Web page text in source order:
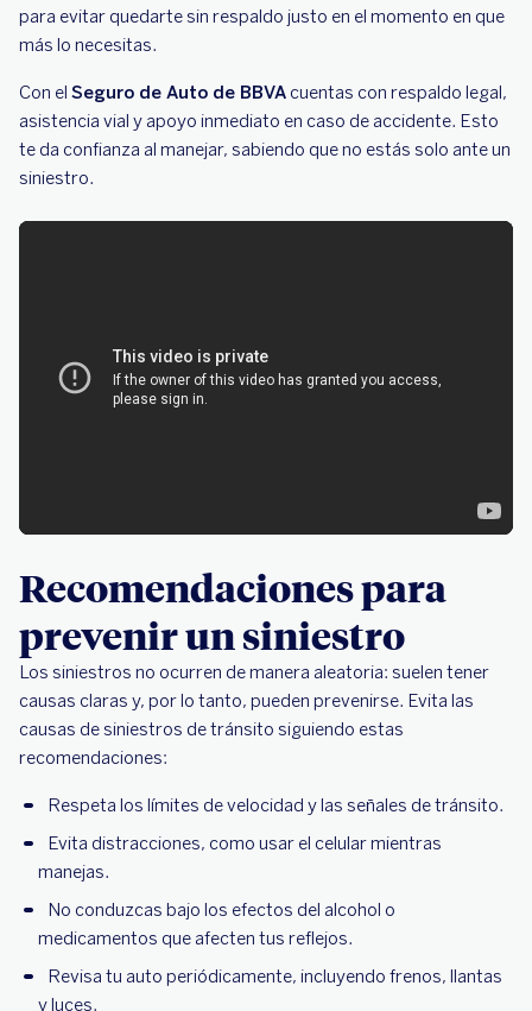
para evitar quedarte sin respaldo justo en el momento en que
más lo necesitas.
Con el Seguro de Auto de BBVA cuentas con respaldo legal,
asistencia vial y apoyo inmediato en caso de accidente. Esto
te da confianza al manejar, sabiendo que no estás solo ante un
siniestro.
Recomendaciones para
prevenir un siniestro
Los siniestros no ocurren de manera aleatoria: suelen tener
causas claras y, por lo tanto, pueden prevenirse. Evita las
causas de siniestros de tránsito siguiendo estas
recomendaciones:
Respeta los límites de velocidad y las señales de tránsito.
Evita distracciones, como usar el celular mientras
manejas.
No conduzcas bajo los efectos del alcohol o
medicamentos que afecten tus reflejos.
Revisa tu auto periódicamente, incluyendo frenos, llantas
y luces.